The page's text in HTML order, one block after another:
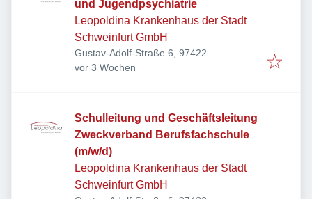
und Jugendpsychiatrie
Leopoldina Krankenhaus der Stadt
Schweinfurt GmbH
Gustav-Adolf-Straße 6, 97422
Schweinfurt, Deutschland
Veröffentlicht:
vor 3 Wochen
Schulleitung und Geschäftsleitung
Zweckverband Berufsfachschule
(m/w/d)
Leopoldina Krankenhaus der Stadt
Schweinfurt GmbH